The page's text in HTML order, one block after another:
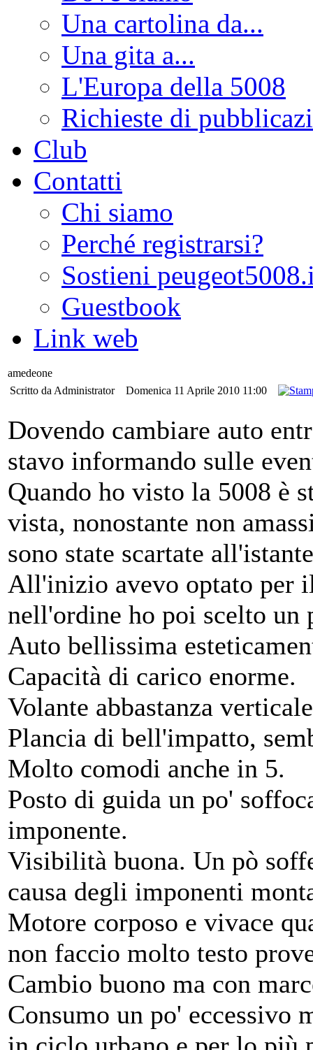
Una cartolina da...
Una gita a...
L'Europa della 5008
Richieste di
Club
Contatti
Chi siamo
Perché registrarsi?
Sostieni
Guestbook
Link web
amedeone
Scritto da Administrator
Domenica 11 Aprile 2010 11:00
Dovendo cambiare auto
stavo informando sulle
Quando ho visto la 5008 è
vista, nonostante non
sono state scartate
All'inizio avevo optato per
nell'ordine ho poi scelto un
Auto bellissima
Capacità di carico enorme.
Volante abbastanza
Plancia di bell'impatto,
Molto comodi anche in 5.
Posto di guida un po'
imponente.
Visibilità buona. Un pò
causa degli imponenti
Motore corposo e vivace
non faccio molto testo
Cambio buono ma con
Consumo un po' eccessivo